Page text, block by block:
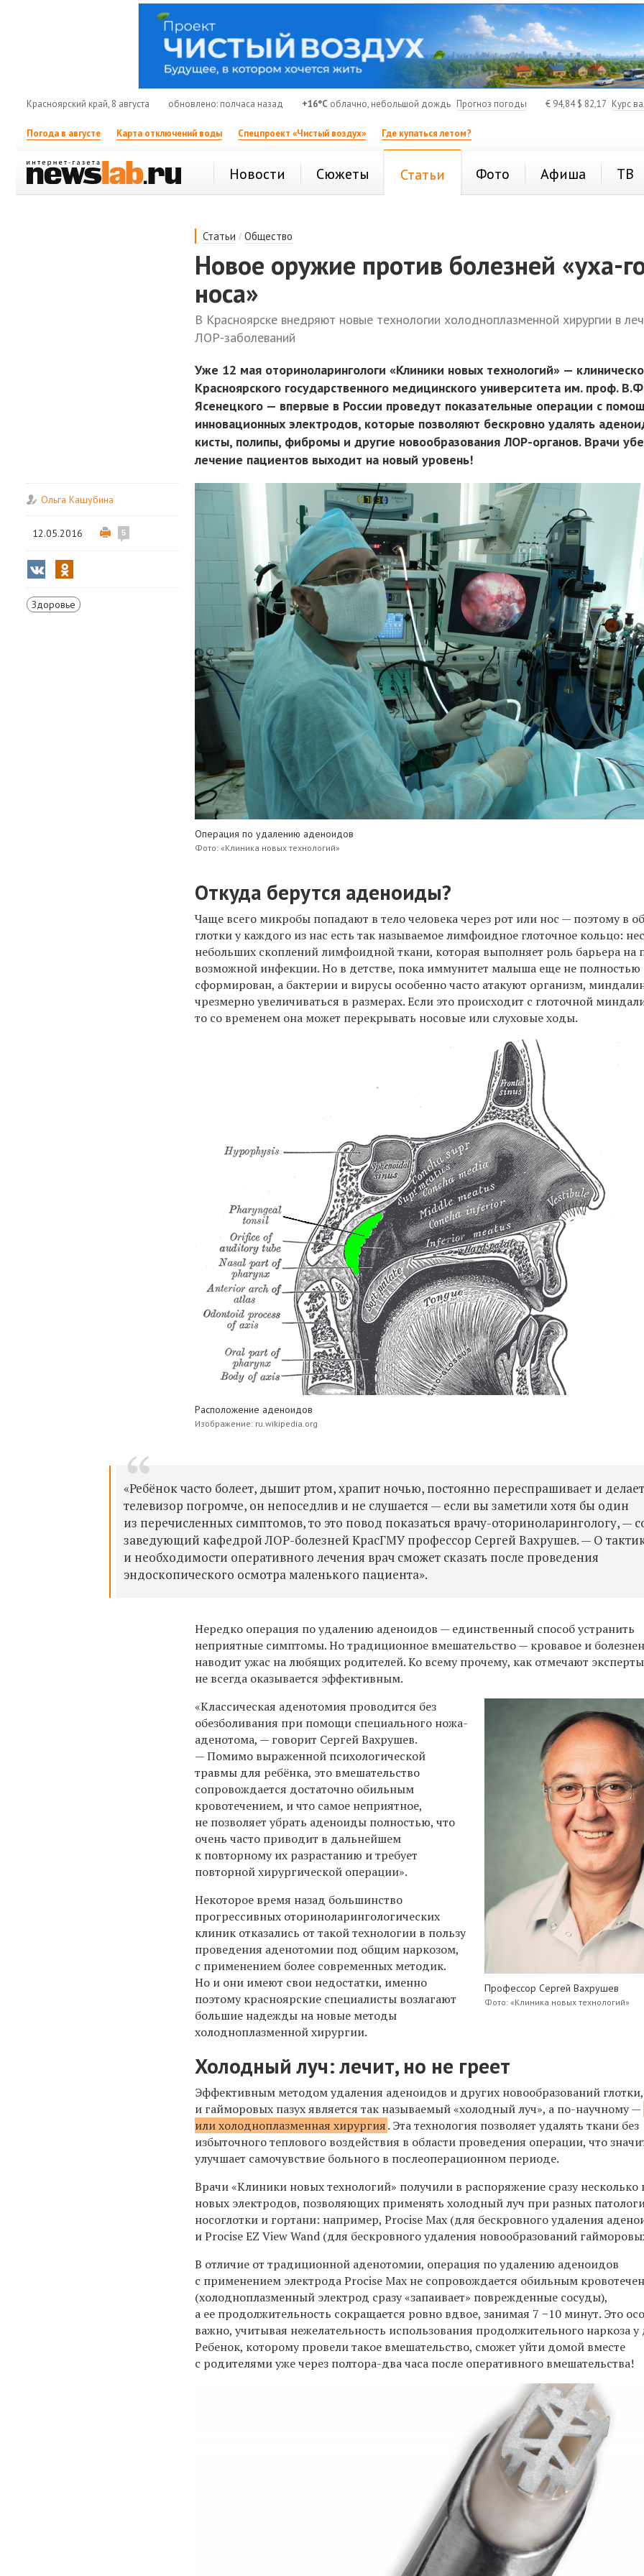
Красноярский край, 8 августа обновлено: полчаса назад +16°C облачно, небольшой дождь Прогноз погоды € 94,84$ 82,17 Курс
Погода в августе Карта отключений воды Спецпроект «Чистый воздух» Где купаться летом?
Новости Сюжеты Статьи Фото Афиша ТВ
Статьи /Общество
Новое оружие против болезней «уха-
носа»
В Красноярске внедряют новые технологии холодноплазменной хирургии в
ЛОР-заболеваний
Уже 12 мая оториноларингологи «Клиники новых технологий» —
Красноярского государственного медицинского университета им. проф.
Ясенецкого — впервые в России проведут показательные операции с
инновационных электродов, которые позволяют бескровно удалять
кисты, полипы, фибромы и другие новообразования ЛОР-органов. Врачи
лечение пациентов выходит на новый уровень!
Ольга Кашубина
12.05.2016 5
Здоровье
Операция по удалению аденоидов
Фото: «Клиника новых технологий»
Откуда берутся аденоиды?
Чаще всего микробы попадают в тело человека через рот или нос — поэтому в
глотки у каждого из нас есть так называемое лимфоидное глоточное кольцо:
небольших скоплений лимфоидной ткани, которая выполняет роль барьера на
возможной инфекции. Но в детстве, пока иммунитет малыша еще не полностью
сформирован, а бактерии и вирусы особенно часто атакуют организм,
чрезмерно увеличиваться в размерах. Если это происходит с глоточной
то со временем она может перекрывать носовые или слуховые ходы.
Расположение аденоидов
Изображение: ru.wikipedia.org
«Ребёнок часто болеет, дышит ртом, храпит ночью, постоянно переспрашивает и делает
телевизор погромче, он непоседлив и не слушается — если вы заметили хотя бы один
из перечисленных симптомов, то это повод показаться врачу-оториноларингологу, —
заведующий кафедрой ЛОР-болезней КрасГМУ профессор Сергей Вахрушев. — О
и необходимости оперативного лечения врач сможет сказать после проведения
эндоскопического осмотра маленького пациента».
Нередко операция по удалению аденоидов — единственный способ устранить
неприятные симптомы. Но традиционное вмешательство — кровавое и
наводит ужас на любящих родителей. Ко всему прочему, как отмечают
не всегда оказывается эффективным.
Профессор Сергей Вахрушев
Фото: «Клиника новых технологий»
«Классическая аденотомия проводится без
обезболивания при помощи специального ножа-
аденотома, — говорит Сергей Вахрушев.
— Помимо выраженной психологической
травмы для ребёнка, это вмешательство
сопровождается достаточно обильным
кровотечением, и что самое неприятное,
не позволяет убрать аденоиды полностью, что
очень часто приводит в дальнейшем
к повторному их разрастанию и требует
повторной хирургической операции».
Некоторое время назад большинство
прогрессивных оториноларингологических
клиник отказались от такой технологии в пользу
проведения аденотомии под общим наркозом,
с применением более современных методик.
Но и они имеют свои недостатки, именно
поэтому красноярские специалисты возлагают
большие надежды на новые методы
холодноплазменной хирургии.
Холодный луч: лечит, но не греет
Эффективным методом удаления аденоидов и других новообразований
и гайморовых пазух является так называемый «холодный луч», а по-научному —
или холодноплазменная хирургия. Эта технология позволяет удалять ткани без
избыточного теплового воздействия в области проведения операции, что
улучшает самочувствие больного в послеоперационном периоде.
Врачи «Клиники новых технологий» получили в распоряжение сразу несколько
новых электродов, позволяющих применять холодный луч при разных
носоглотки и гортани: например, Procise Max (для бескровного удаления
и Procise EZ View Wand (для бескровного удаления новообразований
В отличие от традиционной аденотомии, операция по удалению аденоидов
с применением электрода Procise Max не сопровождается обильным
(холодноплазменный электрод сразу «запаивает» поврежденные сосуды),
а ее продолжительность сокращается ровно вдвое, занимая 7 −10 минут. Это
важно, учитывая нежелательность использования продолжительного наркоза у
Ребенок, которому провели такое вмешательство, сможет уйти домой вместе
с родителями уже через полтора-два часа после оперативного вмешательства!